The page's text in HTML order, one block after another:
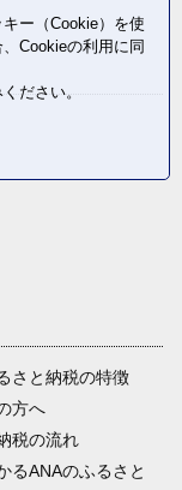
さと納税の特徴
方へ
税の流れ
るANAのふるさと
ー（Cookie）を使
Cookieの利用に同
ださい。